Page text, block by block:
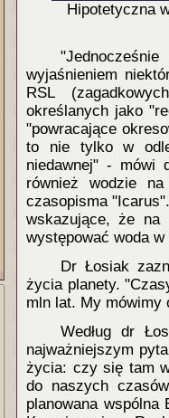
Hipotetyczna
wyjaśnieniem
RSL
określanych jako
"powracające
to nie tylko w
niedawnej" - mówi
również wodzie
czasopisma
wskazujące, że na
występować woda w
Dr Łosiak
życia planety.
mln lat. My mówimy
Według dr
najważniejszym
życia: czy się tam
do naszych
planowana